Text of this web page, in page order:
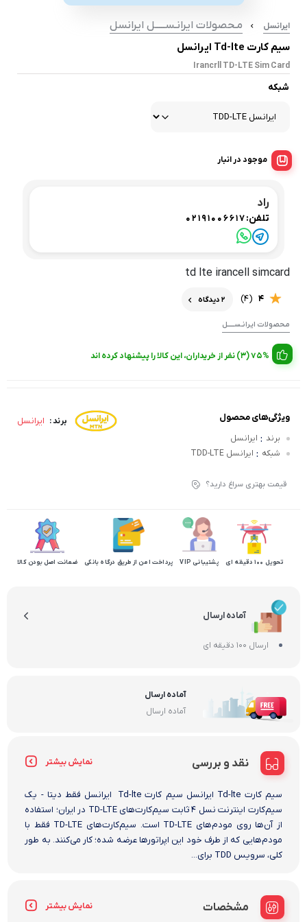
ایرانسل
مـحصولات ایرانـســـــل ایرانسل
سیم کارت Td-lte ایرانسل
Irancrll TD-LTE Sim Card
شبکه
موجود در انبار
راد
تلفن:02191006617
td lte irancell simcard
4
(4) 2 دیدگاه
مـحصولات ایرانـســـــل
75% (3) نفر از خریداران، این کالا را پیشنهاد کرده اند
برند : ایرانسل ویژگی‌های محصول
برند : ایرانسل
شبکه : ایرانسل TDD-LTE
قیمت بهتری سراغ دارید؟
تحویل 100 دقیقه ای پشتیبانی VIP پرداخت امن از طریق درگاه بانکی ضمانت اصل بودن کالا
آماده ارسال
ارسال 100 دقیقه ای
آماده ارسال
آماده ارسال
نقد و بررسی نمایش بیشتر
سیم کارت Td-lte ایرانسل سیم کارت Td-lte ایرانسل فقط دیتا - یک
سیم‌کارت اینترنت نسل ۴ ثابت سیم‌کارت‌های TD-LTE در ایران؛ استفاده
از آن‌ها روی مودم‌های TD-LTE است. سیم‌کارت‌های TD-LTE فقط با
مودم‌هایی که از طرف خود این اپراتورها عرضه شده؛ کار می‌کنند. به طور
کلی، سرویس TDD برای...
مشخصات نمایش بیشتر